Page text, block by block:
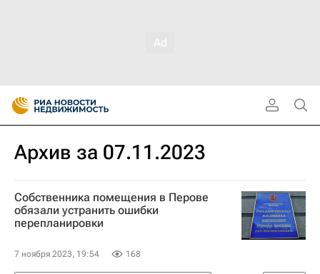
Архив за 07.11.2023
Собственника помещения в Перове
обязали устранить ошибки
перепланировки
7 ноября 2023, 19:54 168